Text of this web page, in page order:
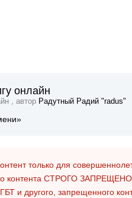
онлайн
, автор Радутный Радий "radus"
только для
контента СТРОГО
и другого, запрещенного